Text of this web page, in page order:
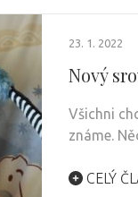
23. 1. 2022
Nový
Všichni
známe.
CELÝ